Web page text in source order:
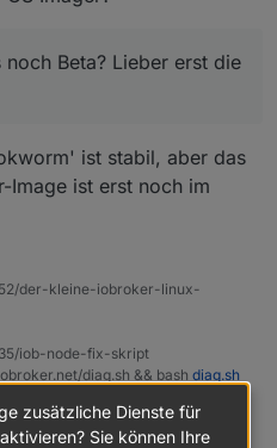
Beta? Lieber erst die
ist stabil, aber das
Image ist erst noch im
der-kleine-iobroker-linux-
iob-node-fix-skript
diag.sh && bash diag.sh
1
zusätzliche Dienste für
aktivieren? Sie können Ihre